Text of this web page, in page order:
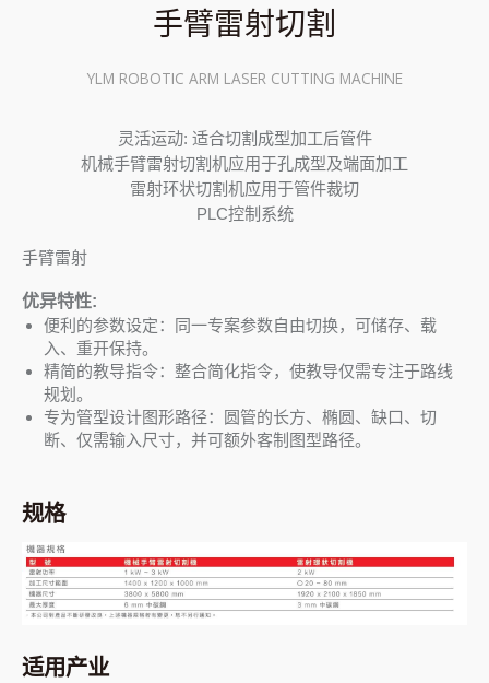
手臂雷射切割
YLM ROBOTIC ARM LASER CUTTING MACHINE
灵活运动: 适合切割成型加工后管件
机械手臂雷射切割机应用于孔成型及端面加工
雷射环状切割机应用于管件裁切
PLC控制系统
手臂雷射
优异特性:
便利的参数设定：同一专案参数自由切换，可储存、载
入、重开保持。
精简的教导指令：整合简化指令，使教导仅需专注于路线
规划。
专为管型设计图形路径：圆管的长方、椭圆、缺口、切
断、仅需输入尺寸，并可额外客制图型路径。
规格
适用产业